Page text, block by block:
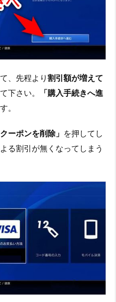
、先程より 割引額が増えて
下さい。
「購入手続きへ進
。
ーポンを削除」 を押してし
る割引が無くなってしまう